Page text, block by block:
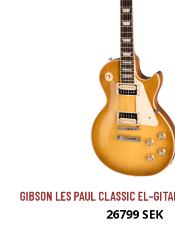
GIBSON LES PAUL CLASSIC EL-
26799 SEK